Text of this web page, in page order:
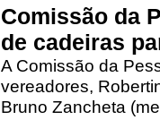
Comissão da
de cadeiras
A Comissão da
vereadores,
Bruno Zancheta